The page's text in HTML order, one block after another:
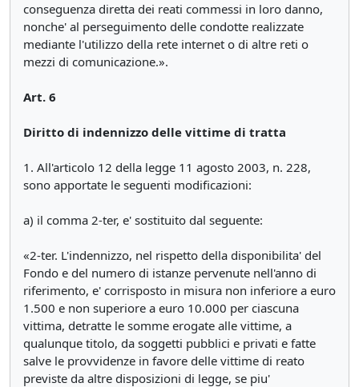
conseguenza diretta dei reati commessi in loro danno,
nonche' al perseguimento delle condotte realizzate
mediante l'utilizzo della rete internet o di altre reti o
mezzi di comunicazione.».
Art. 6
Diritto di indennizzo delle vittime di tratta
1. All'articolo 12 della legge 11 agosto 2003, n. 228,
sono apportate le seguenti modificazioni:
a) il comma 2-ter, e' sostituito dal seguente:
«2-ter. L'indennizzo, nel rispetto della disponibilita' del
Fondo e del numero di istanze pervenute nell'anno di
riferimento, e' corrisposto in misura non inferiore a euro
1.500 e non superiore a euro 10.000 per ciascuna
vittima, detratte le somme erogate alle vittime, a
qualunque titolo, da soggetti pubblici e privati e fatte
salve le provvidenze in favore delle vittime di reato
previste da altre disposizioni di legge, se piu'